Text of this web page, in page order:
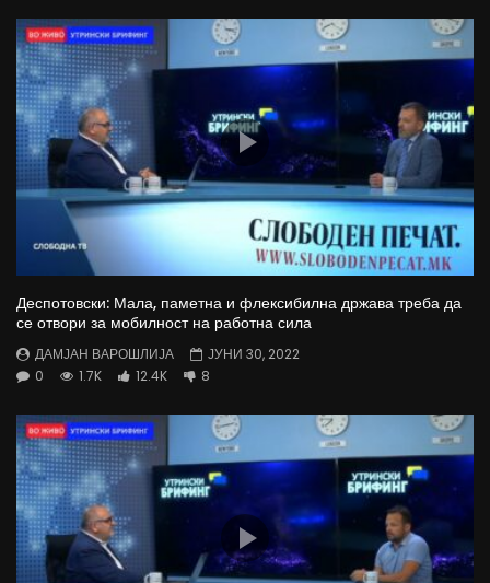
Деспотовски: Мала, паметна и флексибилна држава треба да
се отвори за мобилност на работна сила
ДАМЈАН ВАРОШЛИЈА
ЈУНИ 30, 2022
0
1.7K 12.4K 8